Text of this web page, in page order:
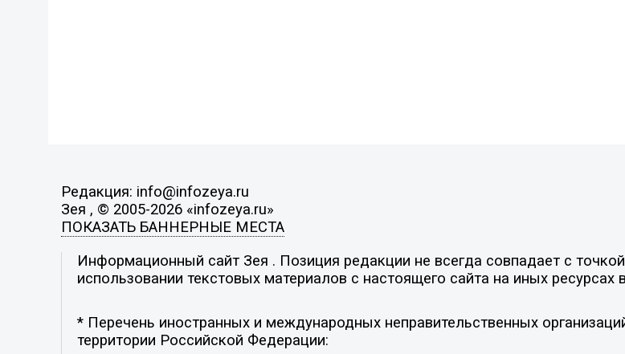
Редакция: info@infozeya.ru
Зея , © 2005-2026 «infozeya.ru»
ПОКАЗАТЬ БАННЕРНЫЕ МЕСТА
Информационный сайт Зея . Позиция редакции не всегда совпадает с
использовании текстовых материалов с настоящего сайта на иных ресурсах
* Перечень иностранных и международных неправительственных
территории Российской Федерации: